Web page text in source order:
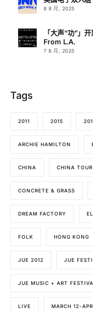
8 8 月, 2025
「大声“功”」
From L.A.
7 8 月, 2025
Tags
2011 2015
ARCHIE HAMILTON
CHINA CHINA TOUR
CONCRETE & GRASS
DREAM FACTORY
FOLK HONG KONG
JUE 2012 JUE
JUE MUSIC + ART
LIVE MARCH 12-